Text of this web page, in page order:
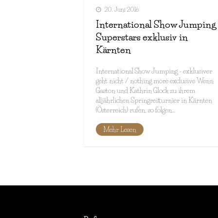
20. Juni 2016
International Show Jumping
Superstars exklusiv in
Kärnten
International Show Jumping - exklusiver
geht nicht / nothing more exclusive Wenn
Gaston und Kathrin Glock zu ihrem
alljährlichen Springreitturnier in Kärnten
(Österreich) rufen, so folgen…
Mehr Lesen